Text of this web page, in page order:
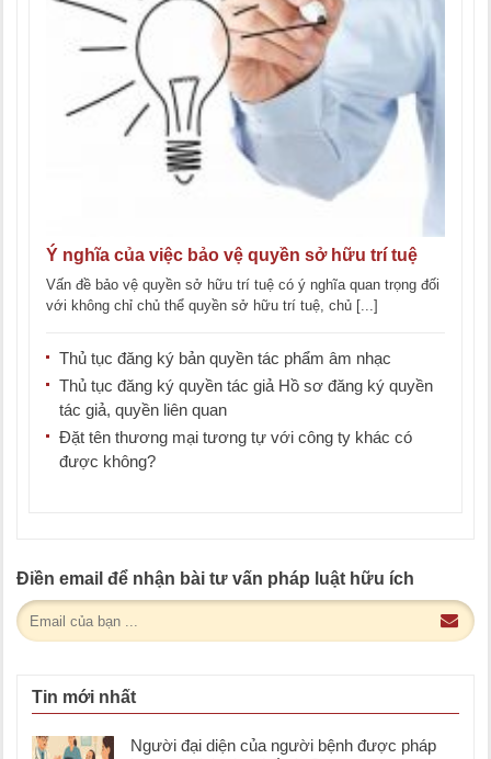
Ý nghĩa của việc bảo vệ quyền sở hữu trí tuệ
Vấn đề bảo vệ quyền sở hữu trí tuệ có ý nghĩa quan trọng đối
với không chỉ chủ thể quyền sở hữu trí tuệ, chủ [...]
Thủ tục đăng ký bản quyền tác phẩm âm nhạc
Thủ tục đăng ký quyền tác giả Hồ sơ đăng ký quyền
tác giả, quyền liên quan
Đặt tên thương mại tương tự với công ty khác có
được không?
Điền email để nhận bài tư vấn pháp luật hữu ích
Tin mới nhất
Người đại diện của người bệnh được pháp